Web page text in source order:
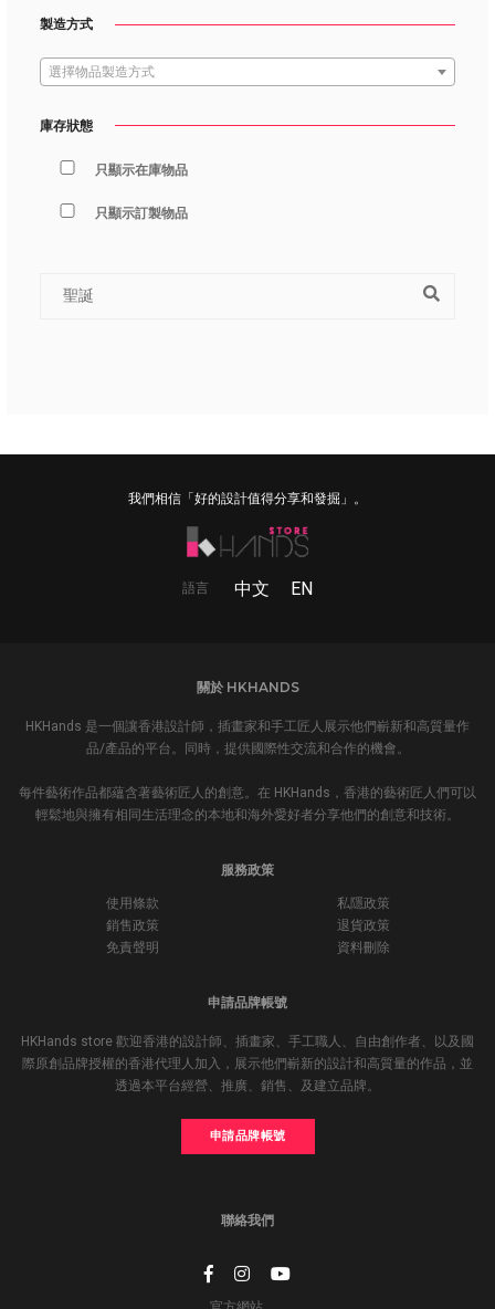
製造方式
選擇物品製造方式
庫存狀態
只顯示在庫物品
只顯示訂製物品
我們相信「好的設計值得分享和發掘」。
語言 中文 EN
關於 HKHANDS
HKHands 是一個讓香港設計師，插畫家和手工匠人展示他們嶄新和高質量作
品/產品的平台。同時，提供國際性交流和合作的機會。
每件藝術作品都蘊含著藝術匠人的創意。在 HKHands，香港的藝術匠人們可以
輕鬆地與擁有相同生活理念的本地和海外愛好者分享他們的創意和技術。
服務政策
使用條款
私隱政策
銷售政策
退貨政策
免責聲明
資料刪除
申請品牌帳號
HKHands store 歡迎香港的設計師、插畫家、手工職人、自由創作者、以及國
際原創品牌授權的香港代理人加入，展示他們嶄新的設計和高質量的作品，並
透過本平台經營、推廣、銷售、及建立品牌。
申請品牌帳號
聯絡我們